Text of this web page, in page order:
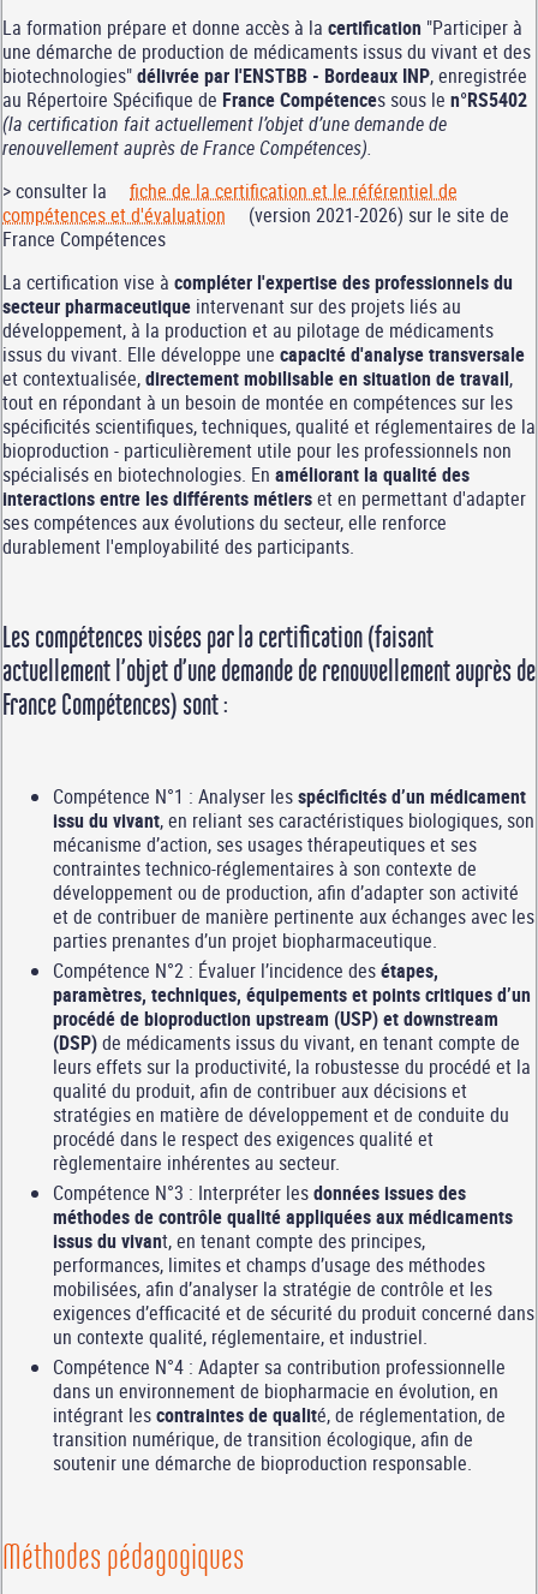
La formation prépare et donne accès à la certification "Participer à
une démarche de production de médicaments issus du vivant et des
biotechnologies"délivrée par l'ENSTBB - Bordeaux INP, enregistrée
au Répertoire Spécifique de France Compétences sous le n°RS5402
(la certification fait actuellement l’objet d’une demande de
renouvellement auprès de France Compétences).
> consulter la
fiche de la certification et le référentiel de
compétences et d'évaluation
(version 2021-2026) sur le site de
France Compétences
La certification vise à compléter l'expertise des professionnels du
secteur pharmaceutique intervenant sur des projets liés au
développement, à la production et au pilotage de médicaments
issus du vivant. Elle développe une capacité d'analyse transversale
et contextualisée,directement mobilisable en situation de travail,
tout en répondant à un besoin de montée en compétences sur les
spécificités scientifiques, techniques, qualité et réglementaires de la
bioproduction - particulièrement utile pour les professionnels non
spécialisés en biotechnologies. En améliorant la qualité des
interactions entre les différents métierset en permettant d'adapter
ses compétences aux évolutions du secteur, elle renforce
durablement l'employabilité des participants.
Les compétences visées par la certification (faisant
actuellement l’objet d’une demande de renouvellement auprès de
France Compétences) sont :
Compétence N°1 : Analyser lesspécificités d’un médicament
issu du vivant, en reliant ses caractéristiques biologiques, son
mécanisme d’action, ses usages thérapeutiques et ses
contraintes technico-réglementaires à son contexte de
développement ou de production, afin d’adapter son activité
et de contribuer de manière pertinente aux échanges avec les
parties prenantes d’un projet biopharmaceutique.
Compétence N°2 : Évaluer l’incidence desétapes,
paramètres, techniques, équipements et points critiques d’un
procédé de bioproduction upstream (USP) et downstream
(DSP)de médicaments issus du vivant, en tenant compte de
leurs effets sur la productivité, la robustesse du procédé et la
qualité du produit, afin de contribuer aux décisions et
stratégies en matière de développement et de conduite du
procédé dans le respect des exigences qualité et
règlementaire inhérentes au secteur.
Compétence N°3 : Interpréter lesdonnées issues des
méthodes de contrôle qualité appliquées aux médicaments
issus du vivant, en tenant compte des principes,
performances, limites et champs d’usage des méthodes
mobilisées, afin d’analyser la stratégie de contrôle et les
exigences d’efficacité et de sécurité du produit concerné dans
un contexte qualité, réglementaire, et industriel.
Compétence N°4 : Adapter sa contribution professionnelle
dans un environnement de biopharmacie en évolution, en
intégrant lescontraintes de qualité, de réglementation, de
transition numérique, de transition écologique, afin de
soutenir une démarche de bioproduction responsable.
Méthodes pédagogiques